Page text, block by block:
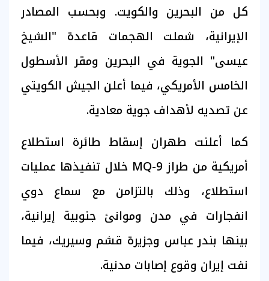
كل من البحرين والكويت. وبحسب المصادر
الإيرانية، شملت الهجمات قاعدة "الشيخ
عيسى" الجوية في البحرين ومقر الأسطول
الخامس الأمريكي، فيما أعلن الجيش الكويتي
عن تصديه لأهداف جوية معادية.
كما أعلنت طهران إسقاط طائرة استطلاع
أمريكية من طراز MQ-9 خلال تنفيذها عمليات
استطلاع، وذلك بالتزامن مع سماع دوي
انفجارات في مدن وموانئ جنوبية إيرانية،
بينها بندر عباس وجزيرة قشم وسيريك، فيما
نفت إيران وقوع إصابات مدنية.